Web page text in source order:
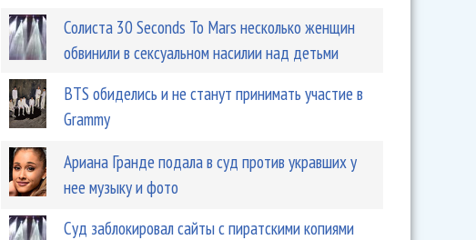
Солиста 30 Seconds To Mars несколько женщин
обвинили в сексуальном насилии над детьми
BTS обиделись и не станут принимать участие в
Grammy
Ариана Гранде подала в суд против укравших у
нее музыку и фото
Суд заблокировал сайты с пиратскими копиями